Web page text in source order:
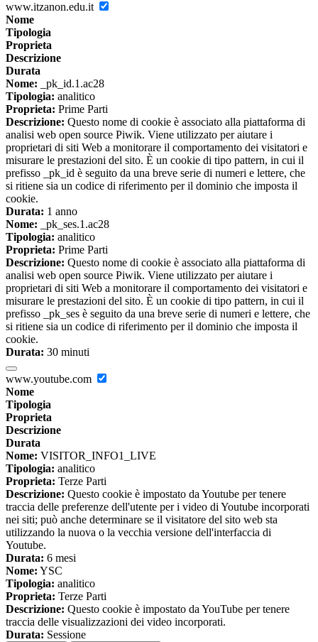
www.itzanon.edu.it
Nome
Tipologia
Proprieta
Descrizione
Durata
Nome: _pk_id.1.ac28
Tipologia: analitico
Proprieta: Prime Parti
Descrizione: Questo nome di cookie è associato alla piattaforma di
analisi web open source Piwik. Viene utilizzato per aiutare i
proprietari di siti Web a monitorare il comportamento dei visitatori e
misurare le prestazioni del sito. È un cookie di tipo pattern, in cui il
prefisso _pk_id è seguito da una breve serie di numeri e lettere, che
si ritiene sia un codice di riferimento per il dominio che imposta il
cookie.
Durata: 1 anno
Nome: _pk_ses.1.ac28
Tipologia: analitico
Proprieta: Prime Parti
Descrizione: Questo nome di cookie è associato alla piattaforma di
analisi web open source Piwik. Viene utilizzato per aiutare i
proprietari di siti Web a monitorare il comportamento dei visitatori e
misurare le prestazioni del sito. È un cookie di tipo pattern, in cui il
prefisso _pk_ses è seguito da una breve serie di numeri e lettere, che
si ritiene sia un codice di riferimento per il dominio che imposta il
cookie.
Durata: 30 minuti
www.youtube.com
Nome
Tipologia
Proprieta
Descrizione
Durata
Nome: VISITOR_INFO1_LIVE
Tipologia: analitico
Proprieta: Terze Parti
Descrizione: Questo cookie è impostato da Youtube per tenere
traccia delle preferenze dell'utente per i video di Youtube incorporati
nei siti; può anche determinare se il visitatore del sito web sta
utilizzando la nuova o la vecchia versione dell'interfaccia di
Youtube.
Durata: 6 mesi
Nome: YSC
Tipologia: analitico
Proprieta: Terze Parti
Descrizione: Questo cookie è impostato da YouTube per tenere
traccia delle visualizzazioni dei video incorporati.
Durata: Sessione